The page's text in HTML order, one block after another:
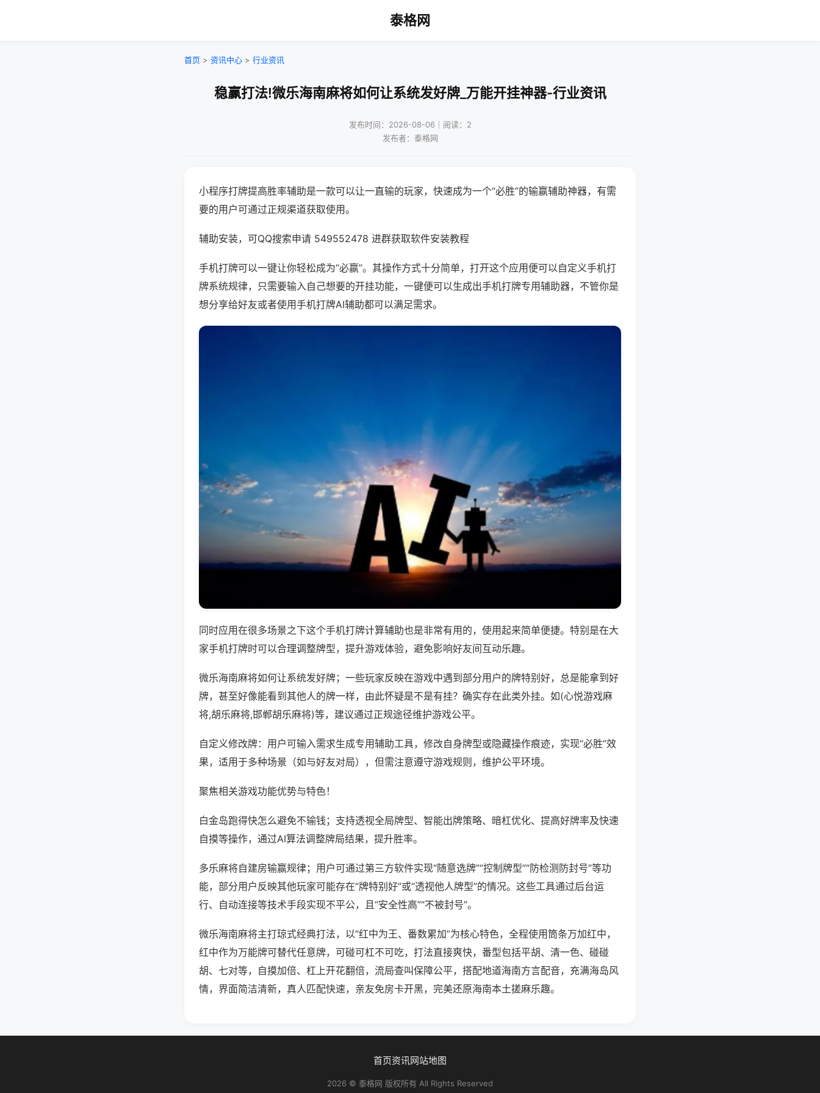
泰格网
首页 > 资讯中心 > 行业资讯
稳赢打法!微乐海南麻将如何让系统发好牌_万能开挂神器-行业资讯
发布时间：2026-08-06｜阅读：2
发布者：泰格网
小程序打牌提高胜率辅助是一款可以让一直输的玩家，快速成为一个“必胜”的输赢辅助神器，有需
要的用户可通过正规渠道获取使用。
辅助安装，可QQ搜索申请 549552478 进群获取软件安装教程
手机打牌可以一键让你轻松成为“必赢”。其操作方式十分简单，打开这个应用便可以自定义手机打
牌系统规律，只需要输入自己想要的开挂功能，一键便可以生成出手机打牌专用辅助器，不管你是
想分享给好友或者使用手机打牌AI辅助都可以满足需求。
同时应用在很多场景之下这个手机打牌计算辅助也是非常有用的，使用起来简单便捷。特别是在大
家手机打牌时可以合理调整牌型，提升游戏体验，避免影响好友间互动乐趣。
微乐海南麻将如何让系统发好牌；一些玩家反映在游戏中遇到部分用户的牌特别好，总是能拿到好
牌，甚至好像能看到其他人的牌一样，由此怀疑是不是有挂？确实存在此类外挂。如(心悦游戏麻
将,胡乐麻将,邯郸胡乐麻将)等，建议通过正规途径维护游戏公平。
自定义修改牌：用户可输入需求生成专用辅助工具，修改自身牌型或隐藏操作痕迹，实现“必胜”效
果，适用于多种场景（如与好友对局），但需注意遵守游戏规则，维护公平环境。
聚焦相关游戏功能优势与特色！
白金岛跑得快怎么避免不输钱；支持透视全局牌型、智能出牌策略、暗杠优化、提高好牌率及快速
自摸等操作，通过AI算法调整牌局结果，提升胜率。
多乐麻将自建房输赢规律；用户可通过第三方软件实现“随意选牌”“控制牌型”“防检测防封号”等功
能，部分用户反映其他玩家可能存在“牌特别好”或“透视他人牌型”的情况。这些工具通过后台运
行、自动连接等技术手段实现不平公，且“安全性高”“不被封号”。
微乐海南麻将主打琼式经典打法，以“红中为王、番数累加”为核心特色，全程使用筒条万加红中，
红中作为万能牌可替代任意牌，可碰可杠不可吃，打法直接爽快，番型包括平胡、清一色、碰碰
胡、七对等，自摸加倍、杠上开花翻倍，流局查叫保障公平，搭配地道海南方言配音，充满海岛风
情，界面简洁清新，真人匹配快速，亲友免房卡开黑，完美还原海南本土搓麻乐趣。
首页资讯网站地图
2026 © 泰格网 版权所有 All Rights Reserved